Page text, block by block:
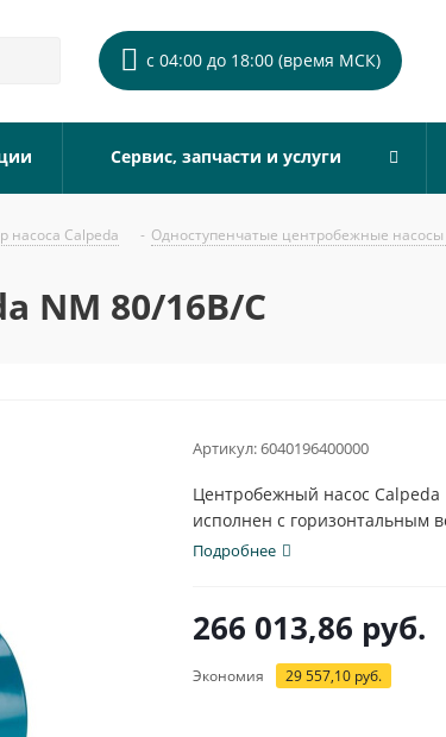
с 04:00 до 18:00 (время МСК)
Сервис, запчасти и услуги
насоса Calpeda - Одноступенчатые центробежные
NM 80/16B/C
Артикул:6040196400000
Центробежный насос
исполнен с
патрубком с...
Подробнее
266 013,86 руб.
Экономия 29 557,10 руб.